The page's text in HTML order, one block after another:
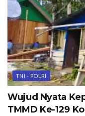
TNI - POLRI
Wujud Nyata
TMMD Ke-129